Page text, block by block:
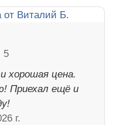
хорошая цена.
Приехал ещё и
г.